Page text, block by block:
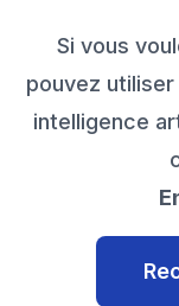
Si vous
pouvez
intelligence